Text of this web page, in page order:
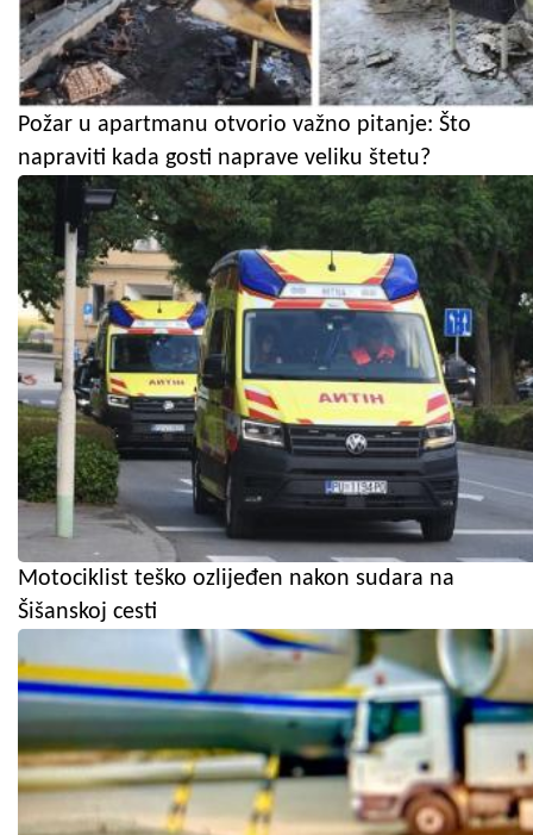
Požar u apartmanu otvorio važno pitanje: Što
napraviti kada gosti naprave veliku štetu?
Motociklist teško ozlijeđen nakon sudara na
Šišanskoj cesti